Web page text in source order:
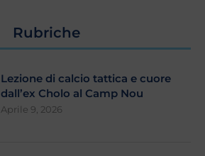
Rubriche
Lezione di calcio tattica e cuore
dall’ex Cholo al Camp Nou
Aprile 9, 2026